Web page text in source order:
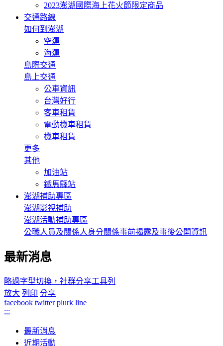
2023澎湖國際海上花火節限定商品
交通路線
如何到澎湖
空運
海運
島際交通
島上交通
公車資訊
台灣好行
客車租賃
電動機車租賃
機車租賃
更多
其他
加油站
鐵馬驛站
澎湖補助專區
澎湖影視補助
澎湖活動補助專區
公職人員及關係人身分關係事前揭露及事後公開資訊
最新消息
略過字型切換，社群分享工具列
放大 列印 分享
facebook twitter plurk line
:::
最新消息
近期活動